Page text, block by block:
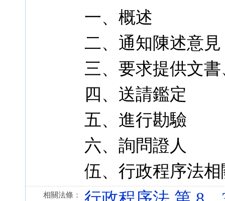
一、概述
二、通知陳述意見
三、要求提供文
四、送請鑑定
五、進行勘驗
六、詢問證人
伍、行政程序法
相關法條：